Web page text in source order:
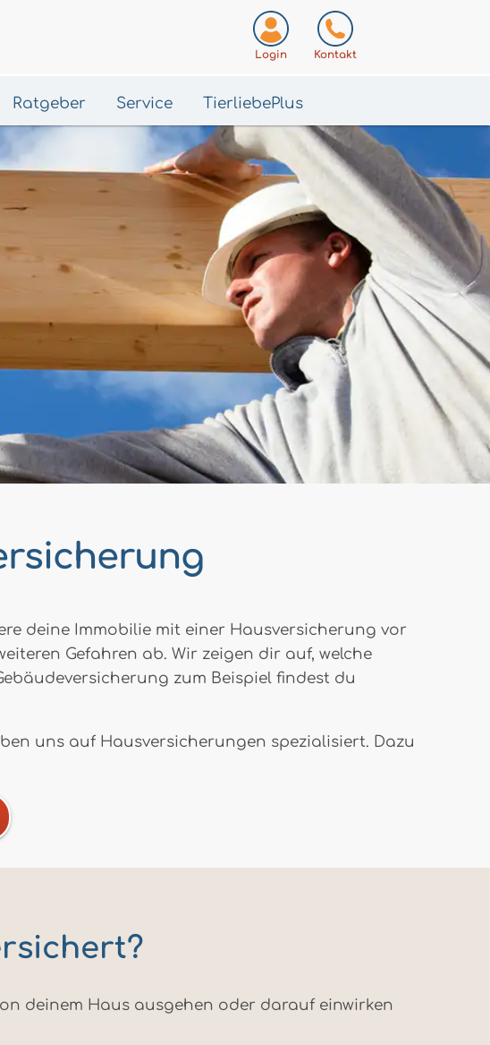
Login Kontakt
Ratgeber Service TierliebePlus
deine Immobilie mit einer Hausversicherung vor
Gefahren ab. Wir zeigen dir auf, welche
zum Beispiel findest du
uns auf Hausversicherungen spezialisiert. Dazu
deinem Haus ausgehen oder darauf einwirken